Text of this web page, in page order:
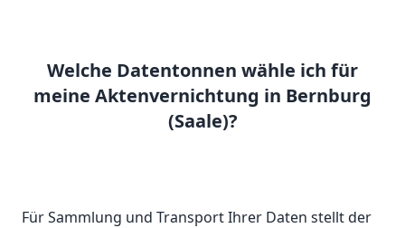
Welche Datentonnen wähle ich für
meine Aktenvernichtung in Bernburg
(Saale)?
Für Sammlung und Transport Ihrer Daten stellt der